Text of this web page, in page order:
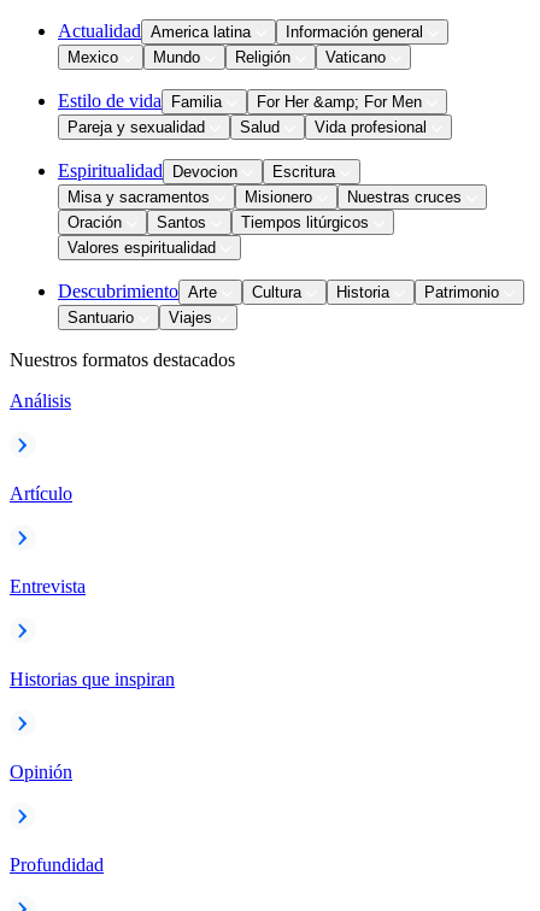
Actualidad America latina
Información general
Mexico
Mundo Religión Vaticano
Estilo de vida Familia
For Her &amp; For Men
Pareja y sexualidad
Salud Vida profesional
Espiritualidad Devocion
Escritura
Misa y sacramentos
Misionero
Nuestras cruces
Oración
Santos
Tiempos litúrgicos
Valores espiritualidad
Descubrimiento Arte Cultura Historia
Patrimonio
Santuario
Viajes
Nuestros formatos destacados
Análisis
Artículo
Entrevista
Historias que inspiran
Opinión
Profundidad